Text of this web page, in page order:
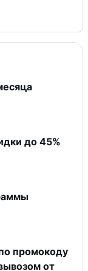
до 45%
промокоду
от